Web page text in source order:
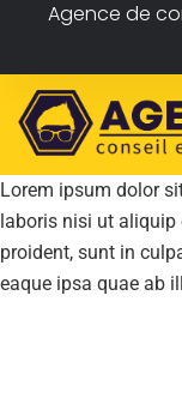
Agence de
Lorem ipsum dolor
laboris nisi ut aliquip
proident, sunt in
eaque ipsa quae ab